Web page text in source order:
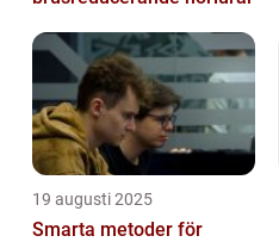
19 augusti 2025
Smarta metoder för